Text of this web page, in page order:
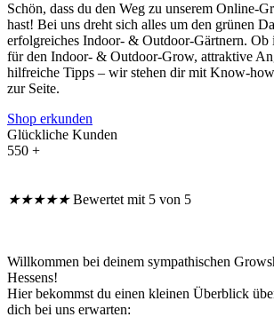
Schön, dass du den Weg zu unserem Online-
hast! Bei uns dreht sich alles um den grünen
erfolgreiches Indoor- & Outdoor-Gärtnern. Ob
für den Indoor- & Outdoor-Grow, attraktive
hilfreiche Tipps – wir stehen dir mit Know-
zur Seite.
Shop erkunden
Glückliche Kunden
550 +
★★★★★ Bewertet mit 5 von 5
Willkommen bei deinem sympathischen
Hessens!
Hier bekommst du einen kleinen Überblick
dich bei uns erwarten: